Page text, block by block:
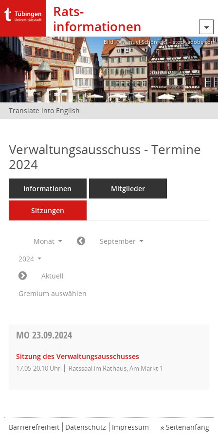
Rats­
informationen
Bild: @Manuel Schönfeld – stock.adobe.com
Translate into English
Verwaltungsausschuss - Termine
2024
Informationen Mitglieder
Sitzungen
Monat
September
2024
Aktuell
Gremium auswählen
MO 23.09.2024
Sitzung des Verwaltungsausschusses
17:05-20:10 Uhr Ratssaal im Rathaus, Am Markt 1
Barrierefreiheit Datenschutz Impressum Seitenanfang